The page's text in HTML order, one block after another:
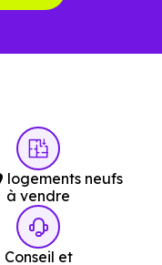
pour tout projet
principale..
l’ancien à
au-delà
logements neufs
à vendre
Conseil et